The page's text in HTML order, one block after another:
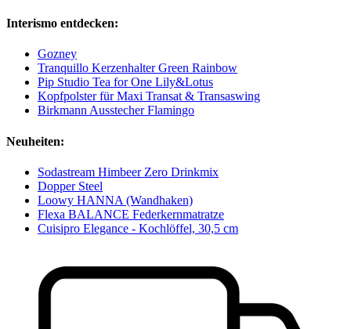
Interismo entdecken:
Gozney
Tranquillo Kerzenhalter Green Rainbow
Pip Studio Tea for One Lily&Lotus
Kopfpolster für Maxi Transat & Transaswing
Birkmann Ausstecher Flamingo
Neuheiten:
Sodastream Himbeer Zero Drinkmix
Dopper Steel
Loowy HANNA (Wandhaken)
Flexa BALANCE Federkernmatratze
Cuisipro Elegance - Kochlöffel, 30,5 cm